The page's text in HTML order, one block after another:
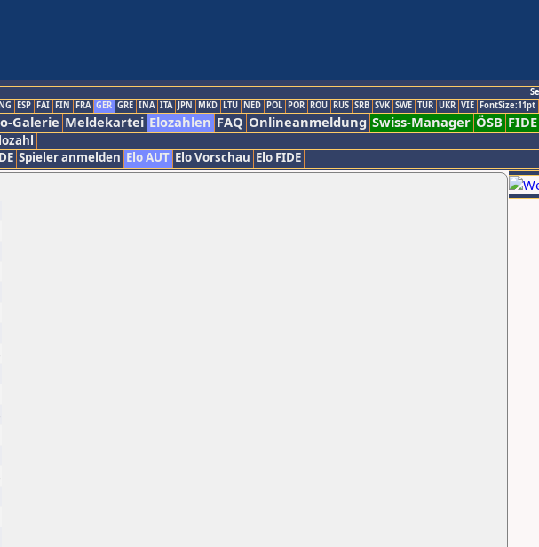
ESP FAI FIN FRA GER GRE INA ITA JPN MKD LTU NED POL POR ROU RUS SRB SVK SWE TUR UKR VIE FontSize:11pt
Galerie Meldekartei Elozahlen FAQ Onlineanmeldung Swiss-Manager ÖSB FIDE
Spieler anmelden Elo AUT Elo Vorschau Elo FIDE